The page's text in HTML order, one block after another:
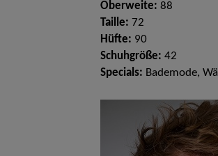
Oberweite: 88
Taille: 72
Hüfte: 90
Schuhgröße: 42
Specials: Bademode,